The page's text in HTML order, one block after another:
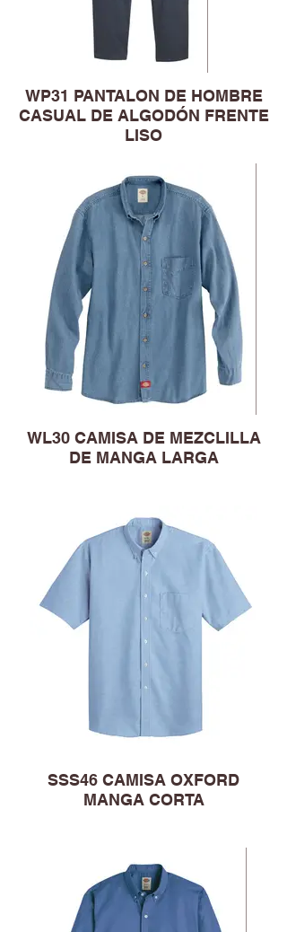
WP31 PANTALON DE HOMBRE
CASUAL DE ALGODÓN FRENTE
LISO
WL30 CAMISA DE MEZCLILLA
DE MANGA LARGA
SSS46 CAMISA OXFORD
MANGA CORTA